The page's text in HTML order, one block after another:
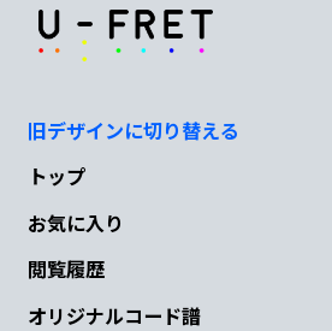
旧デザインに切り替える
トップ
お気に入り
閲覧履歴
オリジナルコード譜